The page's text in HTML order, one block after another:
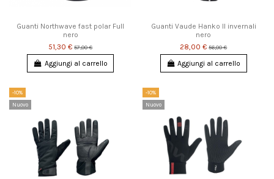
Guanti Northwave fast polar Full
nero
51,30 € 57,00 €
Aggiungi al carrello
Guanti Vaude Hanko II invernali
nero
28,00 € 56,00 €
Aggiungi al carrello
-10%
Nuovo
-10%
Nuovo